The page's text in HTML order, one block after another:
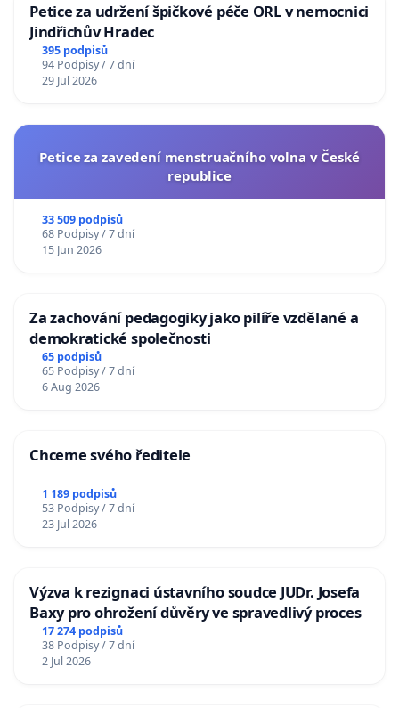
Petice za udržení špičkové péče ORL v nemocnici
Jindřichův Hradec
395 podpisů
94 Podpisy / 7 dní
29 Jul 2026
Petice za zavedení menstruačního volna v České
republice
33 509 podpisů
68 Podpisy / 7 dní
15 Jun 2026
Za zachování pedagogiky jako pilíře vzdělané a
demokratické společnosti
65 podpisů
65 Podpisy / 7 dní
6 Aug 2026
Chceme svého ředitele
1 189 podpisů
53 Podpisy / 7 dní
23 Jul 2026
Výzva k rezignaci ústavního soudce JUDr. Josefa
Baxy pro ohrožení důvěry ve spravedlivý proces
17 274 podpisů
38 Podpisy / 7 dní
2 Jul 2026